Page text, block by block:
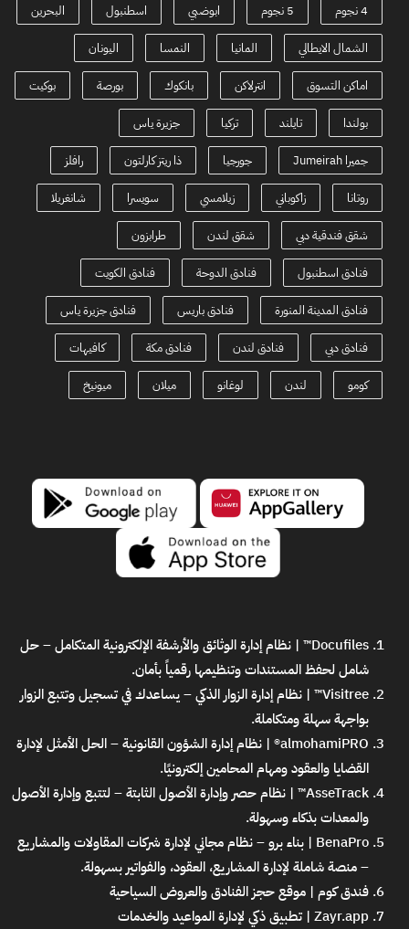
4 نجوم 5 نجوم ابوضبي اسطنبول البحرين
الشمال الايطالي المانيا النمسا اليونان
اماكن التسوق انترلاكن بانكوك بورصة بوكيت
بولندا تايلند تركيا جزيرة ياس
جميرا Jumeirah جورجيا ذا ريتز كارلتون رافلز
روتانا زاكوباني زيلامسي سويسرا شانغريلا
شقق فندقية دبي شقق لندن طرابزون
فنادق اسطنبول فنادق الدوحة فنادق الكويت
فنادق المدينة المنورة فنادق باريس فنادق جزيرة ياس
فنادق دبي فنادق لندن فنادق مكة كافيهات
كومو لندن لوغانو ميلان ميونيخ
Docufiles™ | نظام إدارة الوثائق والأرشفة الإلكترونية المتكامل
– حل
شامل لحفظ المستندات وتنظيمها رقمياً بأمان.
Visitree™ | نظام إدارة الزوار الذكي
– يساعدك في تسجيل وتتبع الزوار
بواجهة سهلة ومتكاملة.
almohamiPRO® | نظام إدارة الشؤون القانونية
– الحل الأمثل لإدارة
القضايا والعقود ومهام المحامين إلكترونيًا.
AsseTrack™ | نظام حصر وإدارة الأصول الثابتة
– لتتبع وإدارة الأصول
والمعدات بذكاء وسهولة.
BenaPro | بناء برو – نظام مجاني لإدارة شركات المقاولات والمشاريع
– منصة شاملة لإدارة المشاريع، العقود، والفواتير بسهولة.
فندق كوم | موقع حجز الفنادق والعروض السياحية
Zayr.app | تطبيق ذكي لإدارة المواعيد والخدمات